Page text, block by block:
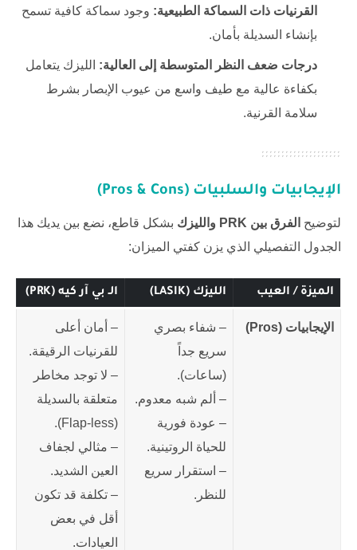
القرنيات ذات السماكة الطبيعية: وجود سماكة كافية تسمح
بإنشاء السديلة بأمان.
درجات ضعف النظر المتوسطة إلى العالية: الليزك يتعامل
بكفاءة عالية مع طيف واسع من عيوب الإبصار بشرط
سلامة القرنية.
الإيجابيات والسلبيات (Pros & Cons)
لتوضيح الفرق بين PRK والليزك
بشكل قاطع، نضع بين يديك هذا
الجدول التفصيلي الذي يزن كفتي الميزان:
الميزة / العيب الليزك (LASIK) الـ بي آر كيه (PRK)
الإيجابيات (Pros)
– شفاء بصري
سريع جداً
(ساعات).
– ألم شبه معدوم.
– عودة فورية
للحياة الروتينية.
– استقرار سريع
للنظر.
– أمان أعلى
للقرنيات الرقيقة.
– لا توجد مخاطر
متعلقة بالسديلة
(Flap-less).
– مثالي لجفاف
العين الشديد.
– تكلفة قد تكون
أقل في بعض
العيادات.